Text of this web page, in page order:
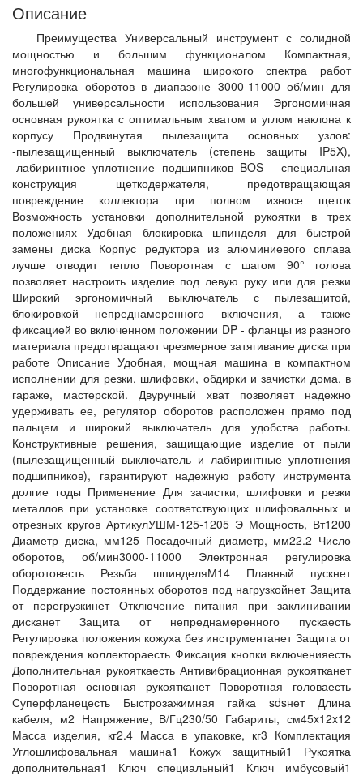
Описание
Преимущества Универсальный инструмент с солидной
мощностью и большим функционалом Компактная,
многофункциональная машина широкого спектра работ
Регулировка оборотов в диапазоне 3000-11000 об/мин для
большей универсальности использования Эргономичная
основная рукоятка с оптимальным хватом и углом наклона к
корпусу Продвинутая пылезащита основных узлов:
-пылезащищенный выключатель (степень защиты IP5X),
-лабиринтное уплотнение подшипников BOS - специальная
конструкция щеткодержателя, предотвращающая
повреждение коллектора при полном износе щеток
Возможность установки дополнительной рукоятки в трех
положениях Удобная блокировка шпинделя для быстрой
замены диска Корпус редуктора из алюминиевого сплава
лучше отводит тепло Поворотная с шагом 90° голова
позволяет настроить изделие под левую руку или для резки
Широкий эргономичный выключатель с пылезащитой,
блокировкой непреднамеренного включения, а также
фиксацией во включенном положении DP - фланцы из разного
материала предотвращают чрезмерное затягивание диска при
работе Описание Удобная, мощная машина в компактном
исполнении для резки, шлифовки, обдирки и зачистки дома, в
гараже, мастерской. Двуручный хват позволяет надежно
удерживать ее, регулятор оборотов расположен прямо под
пальцем и широкий выключатель для удобства работы.
Конструктивные решения, защищающие изделие от пыли
(пылезащищенный выключатель и лабиринтные уплотнения
подшипников), гарантируют надежную работу инструмента
долгие годы Применение Для зачистки, шлифовки и резки
металлов при установке соответствующих шлифовальных и
отрезных кругов АртикулУШМ-125-1205 Э Мощность, Вт1200
Диаметр диска, мм125 Посадочный диаметр, мм22.2 Число
оборотов, об/мин3000-11000 Электронная регулировка
оборотовесть Резьба шпинделяМ14 Плавный пускнет
Поддержание постоянных оборотов под нагрузкойнет Защита
от перегрузкинет Отключение питания при заклинивании
дисканет Защита от непреднамеренного пускаесть
Регулировка положения кожуха без инструментанет Защита от
повреждения коллектораесть Фиксация кнопки включенияесть
Дополнительная рукояткаесть Антивибрационная рукоятканет
Поворотная основная рукоятканет Поворотная головаесть
Суперфланецесть Быстрозажимная гайка sdsнет Длина
кабеля, м2 Напряжение, В/Гц230/50 Габариты, см45x12x12
Масса изделия, кг2.4 Масса в упаковке, кг3 Комплектация
Углошлифовальная машина1 Кожух защитный1 Рукоятка
дополнительная1 Ключ специальный1 Ключ имбусовый1